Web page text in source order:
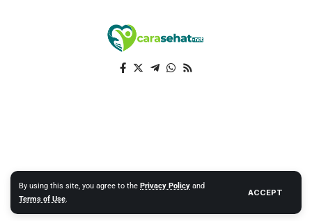
By using this site, you agree to the Privacy Policy and
Terms of Use.
ACCEPT